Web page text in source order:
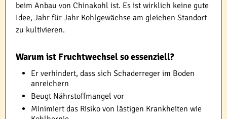
beim Anbau von Chinakohl ist. Es ist wirklich keine gute
Idee, Jahr für Jahr Kohlgewächse am gleichen Standort
zu kultivieren.
Warum ist Fruchtwechsel so essenziell?
Er verhindert, dass sich Schaderreger im Boden
anreichern
Beugt Nährstoffmangel vor
Minimiert das Risiko von lästigen Krankheiten wie